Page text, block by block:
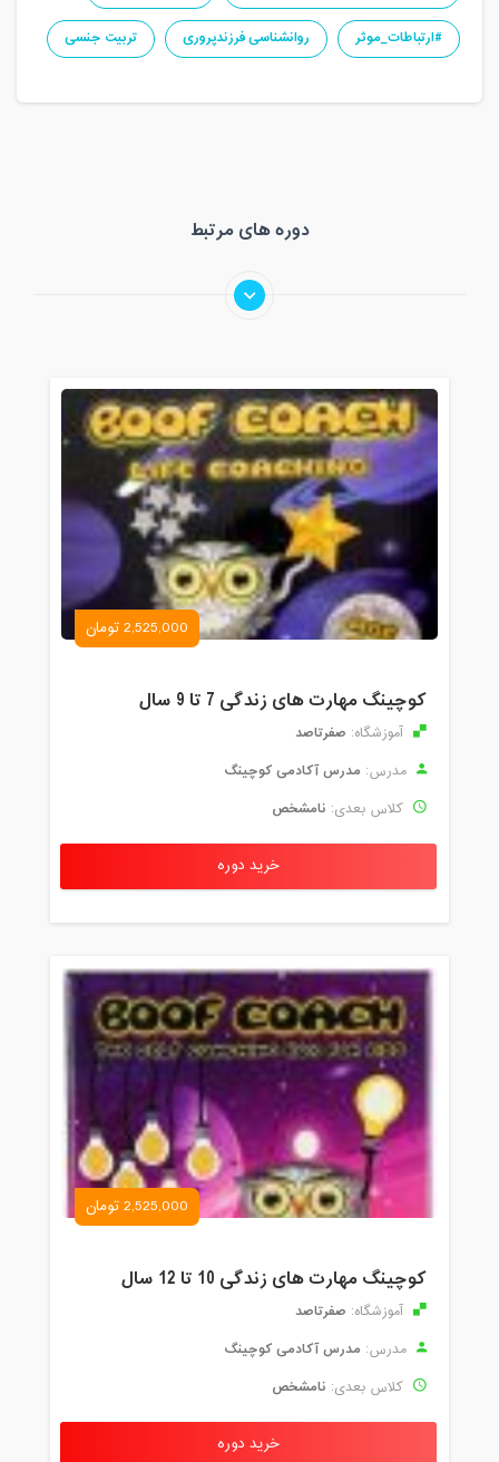
#ارتباطات_موثر
روانشناسی فرزندپروری تربیت جنسی
دوره های مرتبط
2,525,000 تومان
کوچینگ مهارت های زندگی 7 تا 9 سال
آموزشگاه: صفرتاصد
مدرس: مدرس آکادمی کوچینگ
کلاس بعدی: نامشخص
خرید دوره
2,525,000 تومان
کوچینگ مهارت های زندگی 10 تا 12 سال
آموزشگاه: صفرتاصد
مدرس: مدرس آکادمی کوچینگ
کلاس بعدی: نامشخص
خرید دوره